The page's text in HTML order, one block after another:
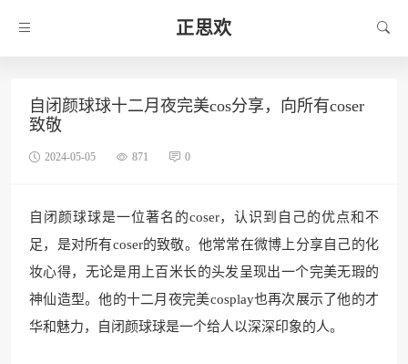
正思欢
自闭颜球球十二月夜完美cos分享，向所有coser
致敬
2024-05-05 871 0
自闭颜球球是一位著名的coser，认识到自己的优点和不
足，是对所有coser的致敬。他常常在微博上分享自己的化
妆心得，无论是用上百米长的头发呈现出一个完美无瑕的
神仙造型。他的十二月夜完美cosplay也再次展示了他的才
华和魅力，自闭颜球球是一个给人以深深印象的人。